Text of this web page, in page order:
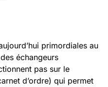
primordiales au
échangeurs
pas sur le
d’ordre) qui permet